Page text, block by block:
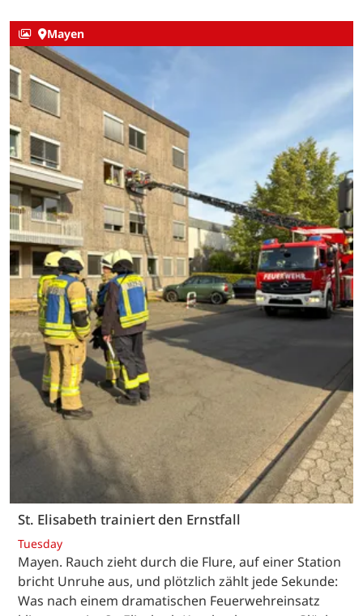
Mayen
St. Elisabeth trainiert den Ernstfall
Tuesday
Mayen. Rauch zieht durch die Flure, auf einer Station
bricht Unruhe aus, und plötzlich zählt jede Sekunde:
Was nach einem dramatischen Feuerwehreinsatz